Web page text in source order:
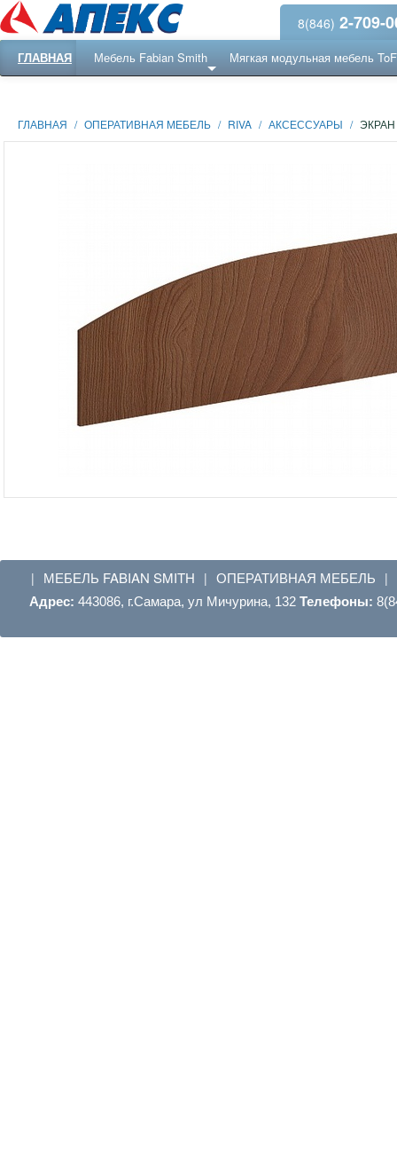
8(846) 2-709-
ГЛАВНАЯ Мебель Fabian Smith Мягкая модульная мебель
ГЛАВНАЯ / ОПЕРАТИВНАЯ МЕБЕЛЬ / RIVA / АКСЕССУАРЫ / ЭКРАН
| МЕБЕЛЬ FABIAN SMITH | ОПЕРАТИВНАЯ МЕБЕЛЬ |
Адрес: 443086, г.Самара, ул Мичурина, 132 Телефоны: